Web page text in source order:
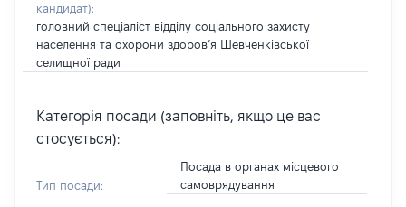
кандидат):
головний спеціаліст відділу соціального захисту
населення та охорони здоров’я Шевченківської
селищної ради
Категорія посади (заповніть, якщо це вас
стосується):
Тип посади:
Посада в органах місцевого
самоврядування